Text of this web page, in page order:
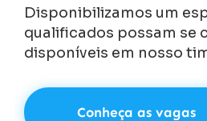
Disponibilizamos um
qualificados possam se
disponíveis em nosso
Conheça as vagas